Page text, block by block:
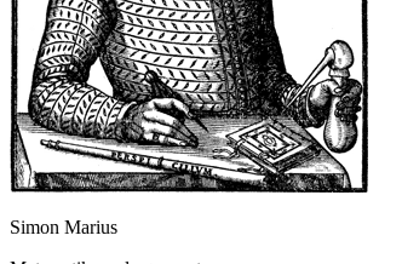
Simon Marius